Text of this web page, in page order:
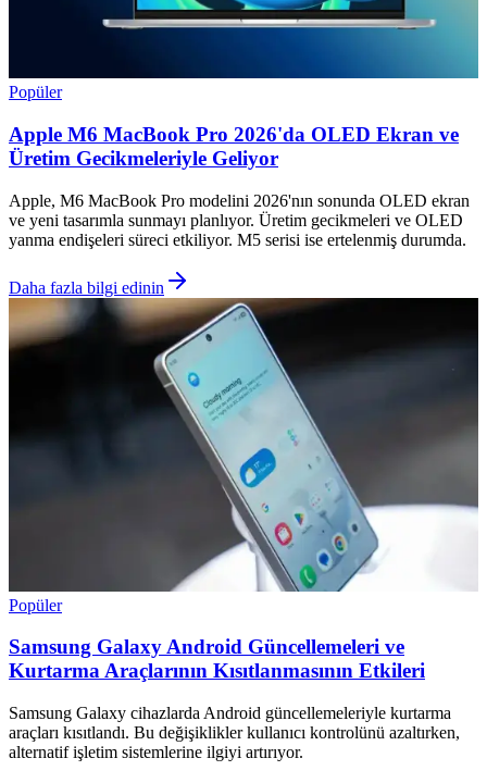
Popüler
Apple M6 MacBook Pro 2026'da OLED Ekran ve
Üretim Gecikmeleriyle Geliyor
Apple, M6 MacBook Pro modelini 2026'nın sonunda OLED ekran
ve yeni tasarımla sunmayı planlıyor. Üretim gecikmeleri ve OLED
yanma endişeleri süreci etkiliyor. M5 serisi ise ertelenmiş durumda.
Daha fazla bilgi edinin
Popüler
Samsung Galaxy Android Güncellemeleri ve
Kurtarma Araçlarının Kısıtlanmasının Etkileri
Samsung Galaxy cihazlarda Android güncellemeleriyle kurtarma
araçları kısıtlandı. Bu değişiklikler kullanıcı kontrolünü azaltırken,
alternatif işletim sistemlerine ilgiyi artırıyor.